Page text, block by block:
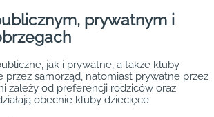
prywatnym i
jak i prywatne, a także kluby
przez samorząd, natomiast prywatne przez
zależy od preferencji rodziców oraz
obecnie kluby dziecięce.